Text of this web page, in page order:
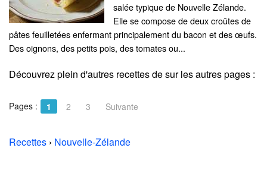
salée typique de Nouvelle Zélande.
Elle se compose de deux croûtes de
pâtes feuilletées enfermant principalement du bacon et des œufs.
Des oignons, des petits pois, des tomates ou...
Découvrez plein d'autres recettes desur les autres pages :
Pages : 1 2 3 Suivante
Recettes › Nouvelle-Zélande